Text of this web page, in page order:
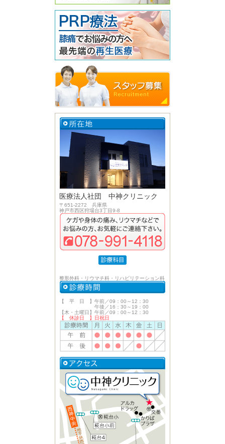
医療法人社団 中神クリニック
〒651-2272 兵庫県
神戸市西区狩場台3丁目9-8
整形外科・リウマチ科・リハビリテーション科
【 平 日 】午前／09：00～12：30
午後／16：30～19：00
【木・土曜日】午前／09：00～12：30
【 休診日 】日祝日